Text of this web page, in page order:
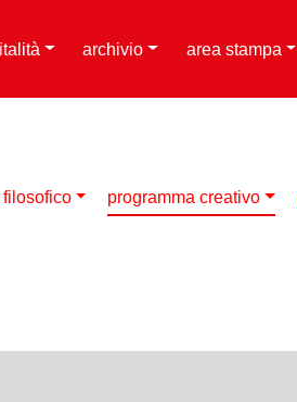
archivio area stampa
filosofico programma creativo